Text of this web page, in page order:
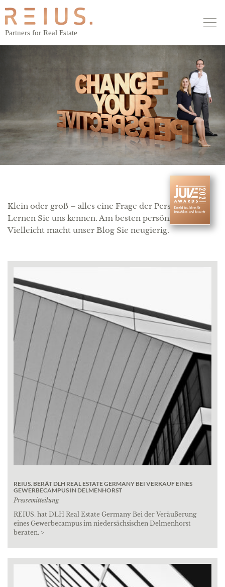
MAIN NAVIGATION
Klein oder groß – alles eine Frage der Perspektive.
Lernen Sie uns kennen. Am besten persönlich.
Vielleicht macht unser Blog Sie neugierig.
REIUS. BERÄT DLH REAL ESTATE GERMANY BEI VERKAUF EINES
GEWERBECAMPUS IN DELMENHORST
Pressemitteilung
REIUS. hat DLH Real Estate Germany Bei der Veräußerung
eines Gewerbecampus im niedersächsischen Delmenhorst
beraten. >